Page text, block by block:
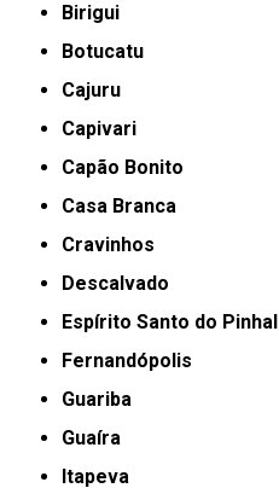
Birigui
Botucatu
Cajuru
Capivari
Capão Bonito
Casa Branca
Cravinhos
Descalvado
Espírito Santo do Pinhal
Fernandópolis
Guariba
Guaíra
Itapeva